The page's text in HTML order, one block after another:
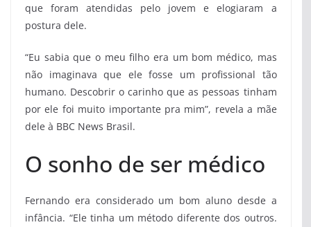
que foram atendidas pelo jovem e elogiaram a
postura dele.
“Eu sabia que o meu filho era um bom médico, mas
não imaginava que ele fosse um profissional tão
humano. Descobrir o carinho que as pessoas tinham
por ele foi muito importante pra mim”, revela a mãe
dele à BBC News Brasil.
O sonho de ser médico
Fernando era considerado um bom aluno desde a
infância. “Ele tinha um método diferente dos outros.